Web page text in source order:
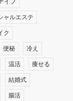
ャルエステ
ク
便秘 冷え
温活 痩せる
結婚式
腸活